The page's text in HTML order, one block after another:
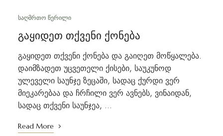
ᲡᲐᲦᲛᲠᲗᲝ ᲬᲔᲠᲘᲚᲘ
გაყიდეთ თქვენი ქონება
გაყიდეთ თქვენი ქონება და გაიღეთ მოწყალება.
დაიმზადეთ უცვეთელი ქისები, საუკუნოდ
ულეველი საუნჯე ზეცაში, სადაც ქურდი ვერ
მიეკარებაა და ჩრჩილი ვერ ავნებს, ვინაიდან,
სადაც თქვენი საუნჯეა, …
Read More